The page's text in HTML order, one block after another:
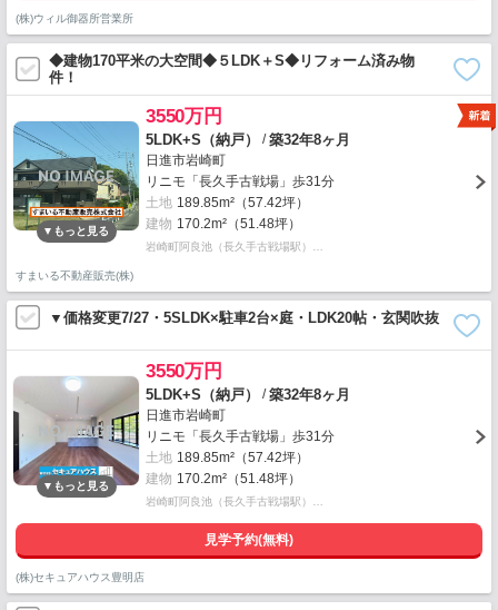
(株)ウィル御器所営業所
◆建物170平米の大空間◆５LDK＋S◆リフォーム済み物
件！
3550万円
5LDK+S（納戸） /築32年8ヶ月
日進市岩崎町
リニモ「長久手古戦場」歩31分
土地 189.85m²（57.42坪）
建物 170.2m²（51.48坪）
岩崎町阿良池（長久手古戦場駅）…
すまいる不動産販売(株)
▼価格変更7/27・5SLDK×駐車2台×庭・LDK20帖・玄関吹抜
3550万円
5LDK+S（納戸） /築32年8ヶ月
日進市岩崎町
リニモ「長久手古戦場」歩31分
土地 189.85m²（57.42坪）
建物 170.2m²（51.48坪）
岩崎町阿良池（長久手古戦場駅）…
見学予約(無料)
(株)セキュアハウス豊明店